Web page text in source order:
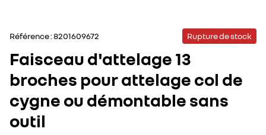
Référence :8201609672 Rupture de stock
Faisceau d'attelage 13
broches pour attelage col de
cygne ou démontable sans
outil